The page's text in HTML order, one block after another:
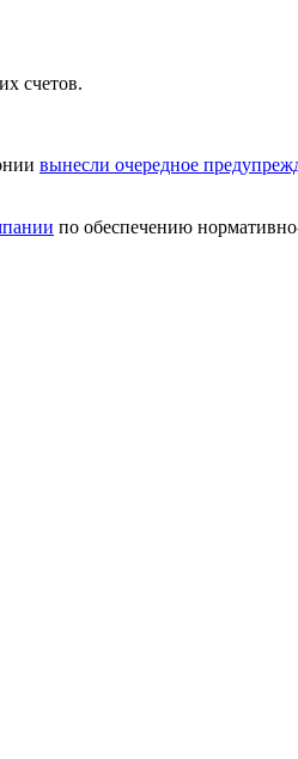
счетов.
вынесли очередное
по обеспечению